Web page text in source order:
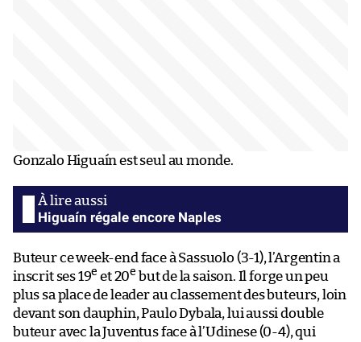
Gonzalo Higuaín est seul au monde.
​​Higuaín​ régale encore Naples ​
Buteur ce week-end face à Sassuolo (3-1), l’Argentin a
inscrit ses 19e et 20e but de la saison. Il forge un peu
plus sa place de leader au classement des buteurs, loin
devant son dauphin, Paulo Dybala, lui aussi double
buteur avec la Juventus face à l’Udinese (0-4), qui